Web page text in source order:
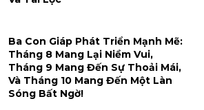
Ba Con Giáp Phát Triển Mạnh Mẽ:
Tháng 8 Mang Lại Niềm Vui,
Tháng 9 Mang Đến Sự Thoải Mái,
Và Tháng 10 Mang Đến Một Làn
Sóng Bất Ngờ!